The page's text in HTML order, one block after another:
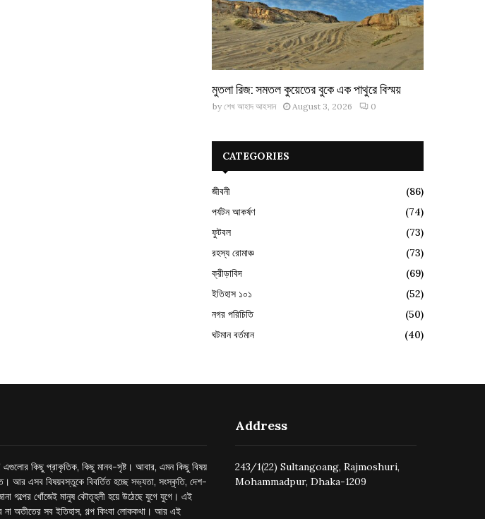
মুতলা রিজ: সমতল কুয়েতের বুকে এক পাথুরে বিস্ময়
by শেখ আহাদ আহসান August 3, 2026 0
CATEGORIES
জীবনী
(86)
পর্যটন আকর্ষণ
(74)
ফুটবল
(73)
রহস্য রোমাঞ্চ
(73)
ক্রীড়াবিদ
(69)
ইতিহাস ১০১
(52)
নগর পরিচিতি
(50)
ঘটমান বর্তমান
(40)
কিছু প্রাকৃতিক, কিছু মানব-সৃষ্ট। আবার, এমন কিছু বিষয়
আর এসব বিষয়বস্তুকে বিবর্তিত হচ্ছে সভ্যতা, সংস্কৃতি, দেশ-
গল্পের খোঁজেই মানুষ কৌতূহলী হয়ে উঠেছে যুগে যুগে। এই
অতীতের সব ইতিহাস, গল্প কিংবা লোককথা। আর এই
Address
243/1(22) Sultangoang, Rajmoshuri,
Mohammadpur, Dhaka-1209